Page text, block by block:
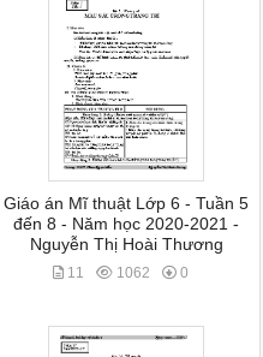
Giáo án Mĩ thuật Lớp 6 - Tuần 5
đến 8 - Năm học 2020-2021 -
Nguyễn Thị Hoài Thương
11 1062 0